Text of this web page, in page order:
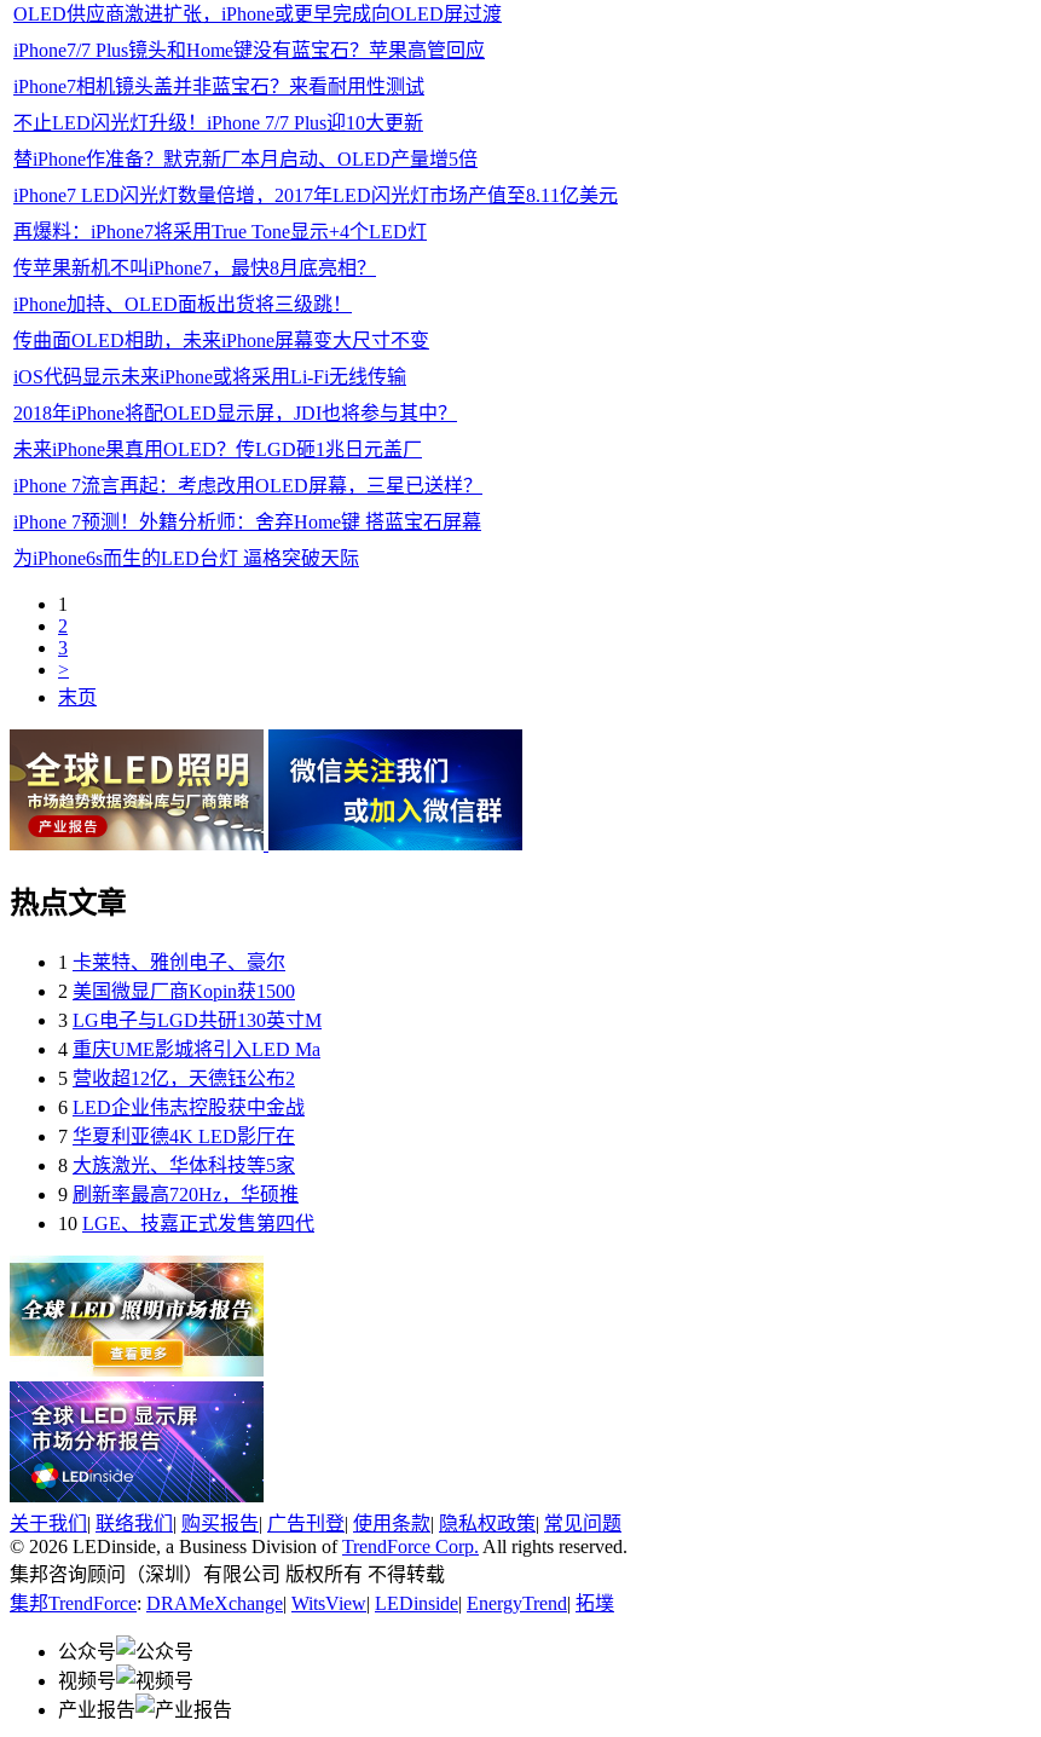
OLED供应商激进扩张，iPhone或更早完成向OLED屏过渡
iPhone7/7 Plus镜头和Home键没有蓝宝石？苹果高管回应
iPhone7相机镜头盖并非蓝宝石？来看耐用性测试
不止LED闪光灯升级！iPhone 7/7 Plus迎10大更新
替iPhone作准备？默克新厂本月启动、OLED产量增5倍
iPhone7 LED闪光灯数量倍增，2017年LED闪光灯市场产值至8.11亿美元
再爆料：iPhone7将采用True Tone显示+4个LED灯
传苹果新机不叫iPhone7，最快8月底亮相？
iPhone加持、OLED面板出货将三级跳！
传曲面OLED相助，未来iPhone屏幕变大尺寸不变
iOS代码显示未来iPhone或将采用Li-Fi无线传输
2018年iPhone将配OLED显示屏，JDI也将参与其中？
未来iPhone果真用OLED？传LGD砸1兆日元盖厂
iPhone 7流言再起：考虑改用OLED屏幕，三星已送样？
iPhone 7预测！外籍分析师：舍弃Home键 搭蓝宝石屏幕
为iPhone6s而生的LED台灯 逼格突破天际
1
2
3
>
末页
热点文章
1 卡莱特、雅创电子、豪尔
2 美国微显厂商Kopin获1500
3 LG电子与LGD共研130英寸M
4 重庆UME影城将引入LED Ma
5 营收超12亿，天德钰公布2
6 LED企业伟志控股获中金战
7 华夏利亚德4K LED影厅在
8 大族激光、华体科技等5家
9 刷新率最高720Hz，华硕推
10 LGE、技嘉正式发售第四代
关于我们 | 联络我们 | 购买报告| 广告刊登| 使用条款| 隐私权政策| 常见问题
© 2026 LEDinside, a Business Division ofTrendForce Corp. All rights reserved.
集邦咨询顾问（深圳）有限公司 版权所有 不得转载
集邦TrendForce: DRAMeXchange| WitsView| LEDinside| EnergyTrend| 拓墣
公众号
视频号
产业报告